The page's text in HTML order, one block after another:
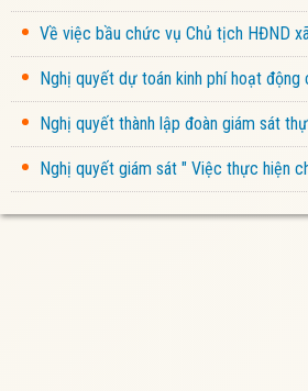
Về việc bầu chức vụ Chủ tịch HĐND
Nghị quyết dự toán kinh phí hoạt
Nghị quyết thành lập đoàn giám sát
Nghị quyết giám sát " Việc thực hiện